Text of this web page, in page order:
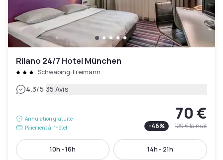
Rilano 24/7 Hotel München
Schwabing-Freimann
4.3/5|35 Avis
Annulation gratuite
Paiement à l'hôtel
70 €
-46% 129 €la nuit
10h - 16h 14h - 21h